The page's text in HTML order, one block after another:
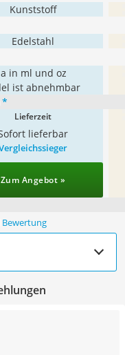
Kunststoff
Edelstahl
in ml und oz
ist abnehmbar
*
Lieferzeit
lieferbar
Zum Angebot »